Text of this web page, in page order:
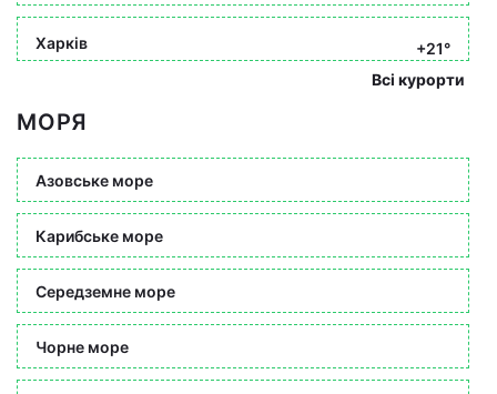
Харків
+21°
Всі курорти
МОРЯ
Азовське море
Карибське море
Середземне море
Чорне море